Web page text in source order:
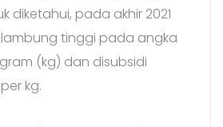
diketahui, pada akhir 2021
tinggi pada angka
(kg) dan disubsidi
kg.